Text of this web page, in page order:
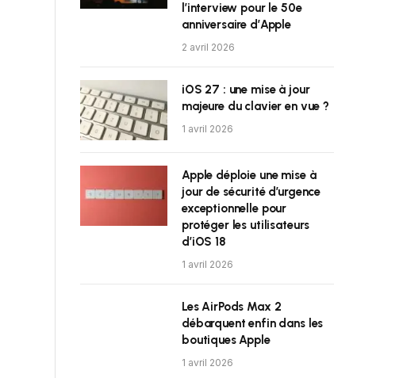
l’interview pour le 50e
anniversaire d’Apple
2 avril 2026
iOS 27 : une mise à jour
majeure du clavier en vue ?
1 avril 2026
Apple déploie une mise à
jour de sécurité d’urgence
exceptionnelle pour
protéger les utilisateurs
d’iOS 18
1 avril 2026
Les AirPods Max 2
débarquent enfin dans les
boutiques Apple
1 avril 2026